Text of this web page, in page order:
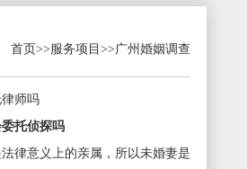
首页>>服务项目>>广州婚姻调查
师吗
托侦探吗
律意义上的亲属，所以未婚妻是